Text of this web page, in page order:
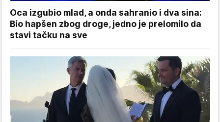
Oca izgubio mlad, a onda sahranio i dva sina:
Bio hapšen zbog droge, jedno je prelomilo da
stavi tačku na sve